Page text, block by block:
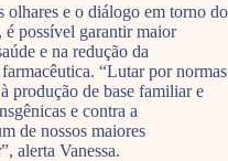
olhares e o diálogo em torno do
é possível garantir maior
e na redução da
“Lutar por normas
produção de base familiar e
e contra a
de nossos maiores
alerta Vanessa.